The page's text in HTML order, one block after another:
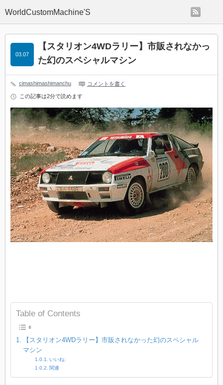
WorldCustomMachine'S
【スタリオン4WDラリー】市販されなかっ
た幻のスペシャルマシン
03.07
cimashimashimanchu コメントを書く
この記事は2分で読めます
Table of Contents
【スタリオン4WDラリー】市販されなかった幻のスペシャル
マシン
いいね:
関連